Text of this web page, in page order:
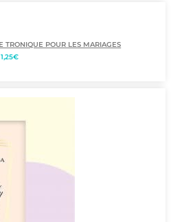
TRONIQUE POUR LES MARIAGES
1,25€